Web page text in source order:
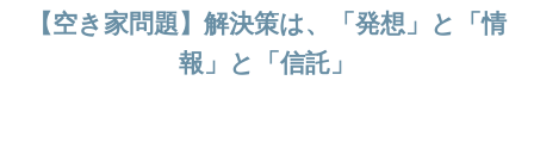
【空き家問題】解決策は、「発想」と「情
報」と「信託」